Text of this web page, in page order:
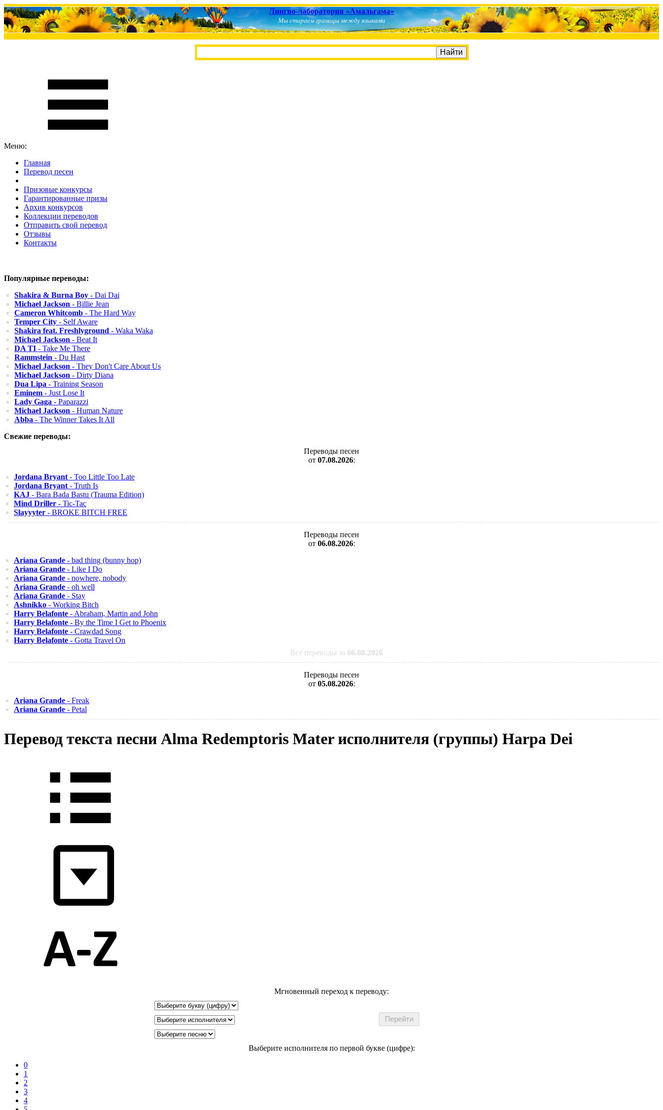
Лингво-лаборатория «Амальгама»
Мы стираем границы между языками
Меню:
Главная
Перевод песен
Призовые конкурсы
Гарантированные призы
Архив конкурсов
Коллекции переводов
Отправить свой перевод
Отзывы
Контакты
Популярные переводы:
Shakira & Burna Boy - Dai Dai
Michael Jackson - Billie Jean
Cameron Whitcomb - The Hard Way
Temper City - Self Aware
Shakira feat. Freshlyground - Waka Waka
Michael Jackson - Beat It
DA TI - Take Me There
Rammstein - Du Hast
Michael Jackson - They Don't Care About Us
Michael Jackson - Dirty Diana
Dua Lipa - Training Season
Eminem - Just Lose It
Lady Gaga - Paparazzi
Michael Jackson - Human Nature
Abba - The Winner Takes It All
Свежие переводы:
Переводы песен
от 07.08.2026:
Jordana Bryant - Too Little Too Late
Jordana Bryant - Truth Is
KAJ - Bara Bada Bastu (Trauma Edition)
Mind Driller - Tic-Tac
Slayyyter - BROKE BITCH FREE
Переводы песен
от 06.08.2026:
Ariana Grande - bad thing (bunny hop)
Ariana Grande - Like I Do
Ariana Grande - nowhere, nobody
Ariana Grande - oh well
Ariana Grande - Stay
Ashnikko - Working Bitch
Harry Belafonte - Abraham, Martin and John
Harry Belafonte - By the Time I Get to Phoenix
Harry Belafonte - Crawdad Song
Harry Belafonte - Gotta Travel On
Все переводы за 06.08.2026
Переводы песен
от 05.08.2026:
Ariana Grande - Freak
Ariana Grande - Petal
Перевод текста песни Alma Redemptoris Mater исполнителя (группы) Harpa Dei
Мгновенный переход к переводу:
Выберите исполнителя по первой букве (цифре):
0
1
2
3
4